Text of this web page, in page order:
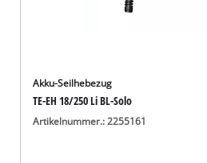
Akku-Seilhebezug
TE-EH 18/250 Li BL-Solo
Artikelnummer.: 2255161